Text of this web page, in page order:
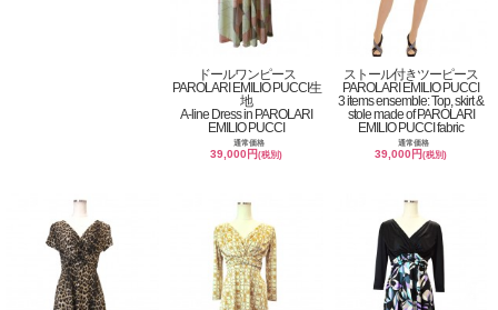
ドールワンピース
PAROLARI EMILIO PUCCI生
地
A-line Dress in PAROLARI
EMILIO PUCCI
通常価格
39,000円(税別)
ストール付きツーピース
PAROLARI EMILIO PUCCI
3 items ensemble: Top, skirt &
stole made of PAROLARI
EMILIO PUCCI fabric
通常価格
39,000円(税別)